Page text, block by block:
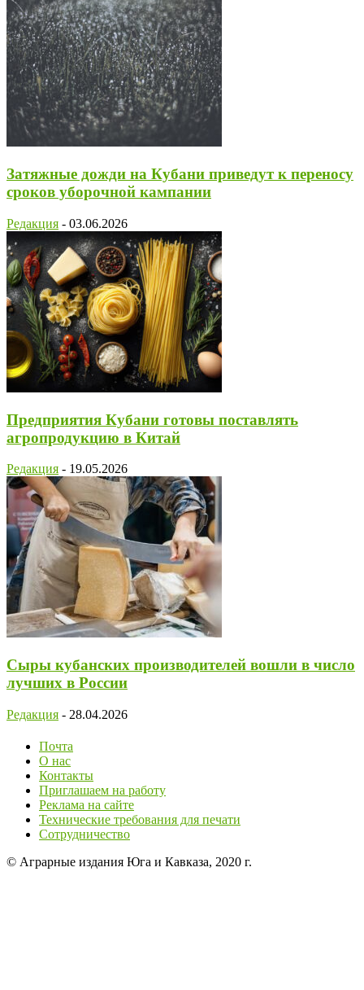
Затяжные дожди на Кубани приведут к переносу
сроков уборочной кампании
Редакция - 03.06.2026
Предприятия Кубани готовы поставлять
агропродукцию в Китай
Редакция - 19.05.2026
Сыры кубанских производителей вошли в число
лучших в России
Редакция - 28.04.2026
Почта
О нас
Контакты
Приглашаем на работу
Реклама на сайте
Технические требования для печати
Сотрудничество
© Аграрные издания Юга и Кавказа, 2020 г.